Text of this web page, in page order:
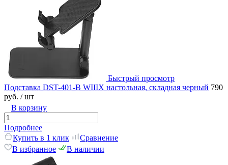
Быстрый просмотр
Подставка DST-401-B WIIIX настольная, складная черный 790
руб. / шт
В корзину
Подробнее
Купить в 1 клик
Сравнение
В избранное
В наличии